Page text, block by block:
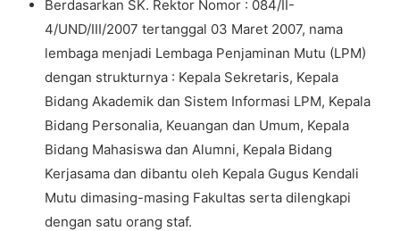
Berdasarkan SK. Rektor Nomor : 084/II-
4/UND/III/2007 tertanggal 03 Maret 2007, nama
lembaga menjadi Lembaga Penjaminan Mutu (LPM)
dengan strukturnya : Kepala Sekretaris, Kepala
Bidang Akademik dan Sistem Informasi LPM, Kepala
Bidang Personalia, Keuangan dan Umum, Kepala
Bidang Mahasiswa dan Alumni, Kepala Bidang
Kerjasama dan dibantu oleh Kepala Gugus Kendali
Mutu dimasing-masing Fakultas serta dilengkapi
dengan satu orang staf.